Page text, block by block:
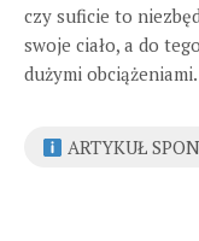
czy suficie to
swoje ciało, a do
dużymi obciążeniami.
ARTYKUŁ